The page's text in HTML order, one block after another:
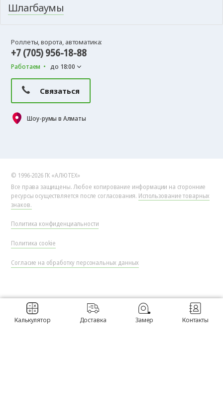
Шлагбаумы
Роллеты, ворота, автоматика:
+7 (705) 956-18-88
Работаем до 18:00
Связаться
Шоу-румы в Алматы
© 1996-2026 ГК «АЛЮТЕХ»
Все права защищены. Любое копирование информации на сторонние
ресурсы осуществляется после согласования. Использование товарных
знаков.
Политика конфиденциальности
Политика cookie
Согласие на обработку персональных данных
Калькулятор Доставка Замер Контакты